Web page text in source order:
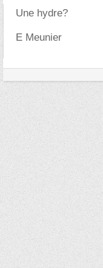
Une hydre?
E Meunier